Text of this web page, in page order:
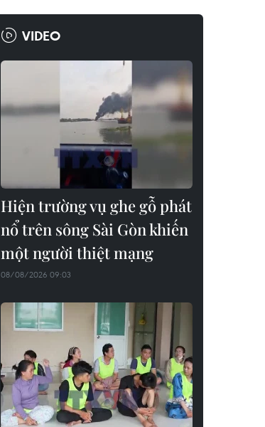
VIDEO
Hiện trường vụ ghe gỗ phát
nổ trên sông Sài Gòn khiến
một người thiệt mạng
08/08/2026 09:03